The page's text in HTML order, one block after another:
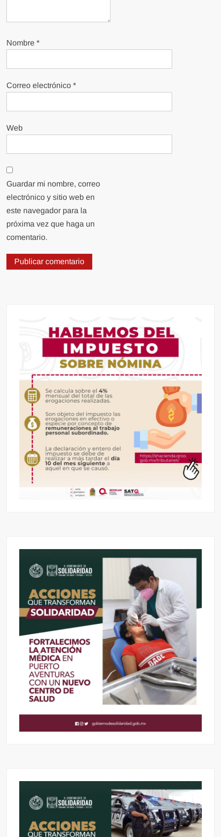
Nombre*
Correo electrónico*
Web
Guardar mi nombre, correo
electrónico y sitio web en
este navegador para la
próxima vez que haga un
comentario.